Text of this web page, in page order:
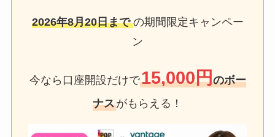
2026年8月20日までの期間限定キャンペー
ン
今なら口座開設だけで15,000円のボー
ナスがもらえる！